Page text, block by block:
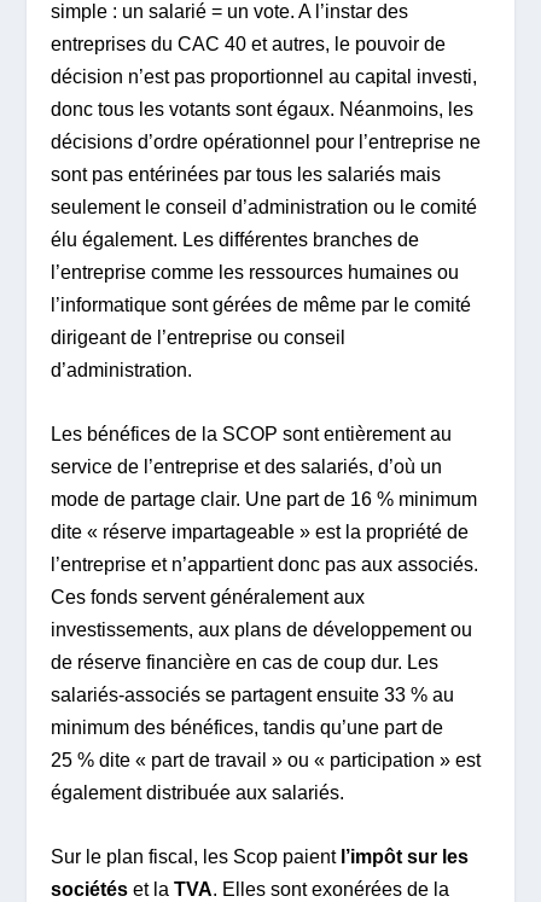
simple : un salarié = un vote. A l’instar des
entreprises du CAC 40 et autres, le pouvoir de
décision n’est pas proportionnel au capital investi,
donc tous les votants sont égaux. Néanmoins, les
décisions d’ordre opérationnel pour l’entreprise ne
sont pas entérinées par tous les salariés mais
seulement le conseil d’administration ou le comité
élu également. Les différentes branches de
l’entreprise comme les ressources humaines ou
l’informatique sont gérées de même par le comité
dirigeant de l’entreprise ou conseil
d’administration.
Les bénéfices de la SCOP sont entièrement au
service de l’entreprise et des salariés, d’où un
mode de partage clair. Une part de 16 % minimum
dite « réserve impartageable » est la propriété de
l’entreprise et n’appartient donc pas aux associés.
Ces fonds servent généralement aux
investissements, aux plans de développement ou
de réserve financière en cas de coup dur. Les
salariés-associés se partagent ensuite 33 % au
minimum des bénéfices, tandis qu’une part de
25 % dite « part de travail » ou « participation » est
également distribuée aux salariés.
Sur le plan fiscal, les Scop paient l’impôt sur les
sociétés et laTVA. Elles sont exonérées de la